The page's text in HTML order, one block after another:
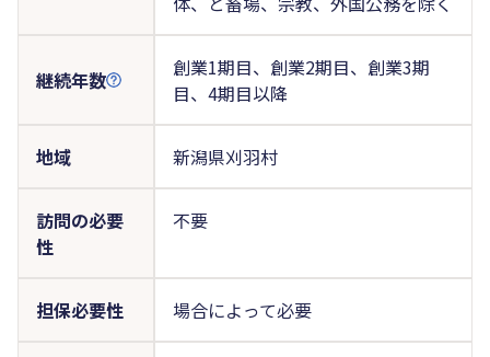
継続年数
創業1期目、創業2期目、創業3期
目、4期目以降
地域 新潟県刈羽村
訪問の必要
性
不要
担保必要性 場合によって必要